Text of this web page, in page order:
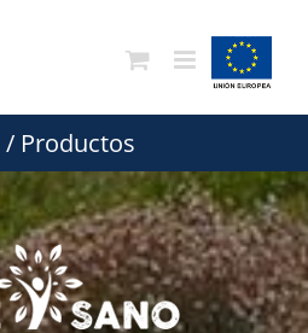
/ Productos